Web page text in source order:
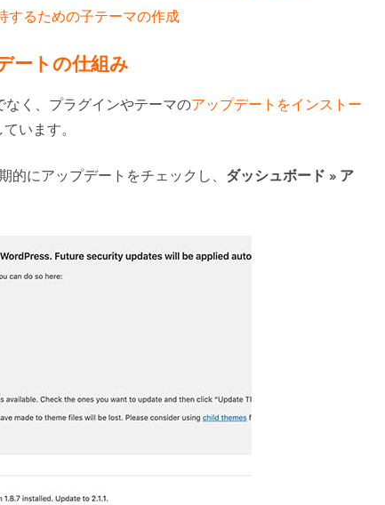
するための子テーマの作成
ートの仕組み
なく、プラグインやテーマのアップデートをインストー
います。
的にアップデートをチェックし、 ダッシュボード » ア